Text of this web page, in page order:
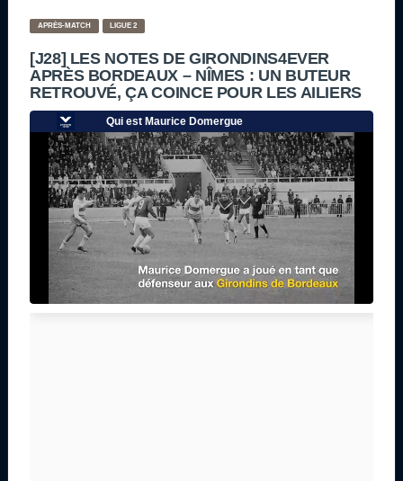
APRÈS-MATCH LIGUE 2
[J28] LES NOTES DE GIRONDINS4EVER
APRÈS BORDEAUX – NÎMES : UN BUTEUR
RETROUVÉ, ÇA COINCE POUR LES AILIERS